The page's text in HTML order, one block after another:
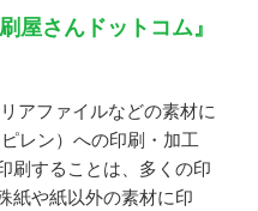
刷屋さんドットコム』
アファイルなどの素材に
レン）への印刷・加工
刷することは、多くの印
紙や紙以外の素材に印